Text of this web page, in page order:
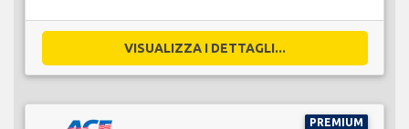
VISUALIZZA I DETTAGLI...
PREMIUM